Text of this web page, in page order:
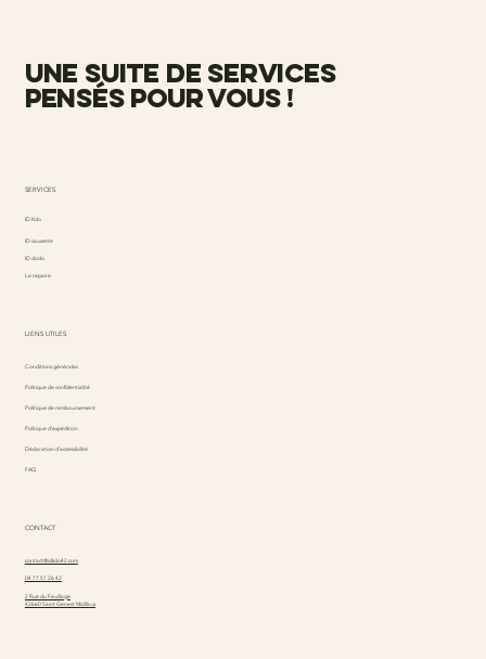
une suite de services
pensés pour vous !
SERVICES
ID Kdo
ID causette
ID dodo
Le repaire
LIENS UTILES
Conditions générales
Politique de confidentialité
Politique de remboursement
Politique d'expédition
Déclaration d'accessibilité
FAQ
CONTACT
contact@idkdo42.com
04 77 51 26 42
2 Rue du Feuillage
42660 Saint Genest Malifaux